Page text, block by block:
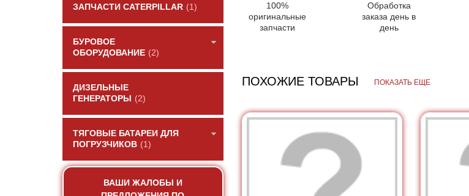
ЗАПЧАСТИ CATERPILLAR (1)
БУРОВОЕ
ОБОРУДОВАНИЕ (2)
ДИЗЕЛЬНЫЕ
ГЕНЕРАТОРЫ
(2)
ТЯГОВЫЕ БАТАРЕИ ДЛЯ
ПОГРУЗЧИКОВ (1)
ВАШИ ЖАЛОБЫ И
100%
оригинальные
запчасти
Обработка
заказа день в
день
ПОХОЖИЕ ТОВАРЫ ПОКАЗАТЬ ЕЩЕ